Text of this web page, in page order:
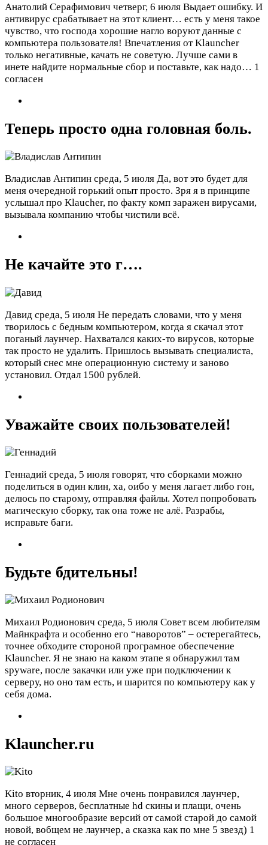
Анатолий Серафимович четверг, 6 июля Выдает ошибку. И
антивирус срабатывает на этот клиент… есть у меня такое
чувство, что господа хорошие нагло воруют данные с
компьютера пользователя! Впечатления от Klauncher
только негативные, качать не советую. Лучше сами в
инете найдите нормальные сбор и поставьте, как надо… 1
согласен
Теперь просто одна головная боль.
Владислав Антипин среда, 5 июля Да, вот это будет для
меня очередной горький опыт просто. Зря я в принципе
услышал про Klaucher, по факту комп заражен вирусами,
вызывала компанию чтобы чистили всё.
Не качайте это г….
Давид среда, 5 июля Не передать словами, что у меня
творилось с бедным компьютером, когда я скачал этот
поганый лаунчер. Нахватался каких-то вирусов, которые
так просто не удалить. Пришлось вызывать специалиста,
который снес мне операционную систему и заново
установил. Отдал 1500 рублей.
Уважайте своих пользователей!
Геннадий среда, 5 июля говорят, что сборками можно
поделиться в один клин, ха, оибо у меня лагает либо гон,
делюсь по старому, отправляя файлы. Хотел попробовать
магическую сборку, так она тоже не алё. Разрабы,
исправьте баги.
Будьте бдительны!
Михаил Родионович среда, 5 июля Совет всем любителям
Майнкрафта и особенно его “наворотов” – остерегайтесь,
точнее обходите стороной програмное обеспечение
Klauncher. Я не знаю на каком этапе я обнаружил там
spyware, после закачки или уже при подключении к
серверу, но оно там есть, и шарится по компьютеру как у
себя дома.
Klauncher.ru
Kito вторник, 4 июля Мне очень понравился лаунчер,
много серверов, бесплатные hd скины и плащи, очень
большое многообразие версий от самой старой до самой
новой, вобщем не лаунчер, а сказка как по мне 5 звезд) 1
не согласен